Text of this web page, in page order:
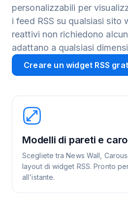
personalizzabili per
i feed RSS su qualsiasi sito
reattivi non richiedono
adattano a qualsiasi
Creare un widget RSS
Modelli di pareti e
Scegliete tra News Wall,
layout di widget RSS. Pronto
all'istante.